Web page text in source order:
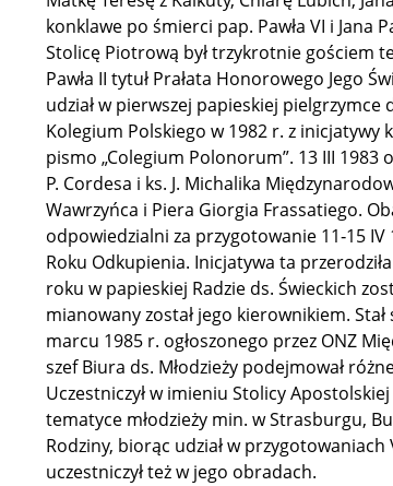
konklawe po śmierci pap. Pawła VI i Jana
Stolicę Piotrową był trzykrotnie gościem
Pawła II tytuł Prałata Honorowego Jego
udział w pierwszej papieskiej
Kolegium Polskiego w 1982 r. z inicjatywy
pismo „Colegium Polonorum”. 13 III 1983
P. Cordesa i ks. J. Michalika
Wawrzyńca i Piera Giorgia Frassatiego.
odpowiedzialni za przygotowanie 11‑15
Roku Odkupienia. Inicjatywa ta
roku w papieskiej Radzie ds. Świeckich
mianowany został jego kierownikiem.
marcu 1985 r. ogłoszonego przez ONZ
szef Biura ds. Młodzieży podejmował
Uczestniczył w imieniu Stolicy
tematyce młodzieży min. w Strasburgu,
Rodziny, biorąc udział w
uczestniczył też w jego obradach.